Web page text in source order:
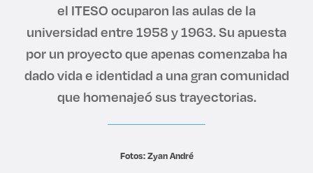
Carreras
Derecho
el ITESO ocuparon las aulas de la
universidad entre 1958 y 1963. Su apuesta
por un proyecto que apenas comenzaba ha
dado vida e identidad a una gran comunidad
que homenajeó sus trayectorias.
Fotos: Zyan André